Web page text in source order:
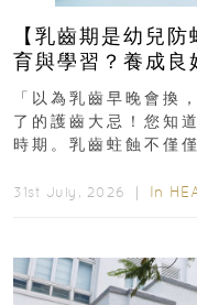
【乳齒期是幼兒
育與學習？養成良好口腔
瑯質 兒童牙膏防
「以為乳齒早晚會換
了的護齒大忌！您知
時期。乳齒蛀蝕不僅
31st July, 2026 ｜ In